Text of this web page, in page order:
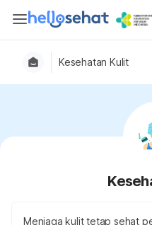
Kesehatan Kulit
Menjaga kulit tetap sehat